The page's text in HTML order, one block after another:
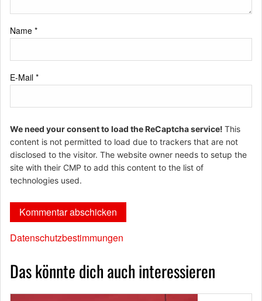
Name *
E-Mail *
We need your consent to load the ReCaptcha service! This
content is not permitted to load due to trackers that are not
disclosed to the visitor. The website owner needs to setup the
site with their CMP to add this content to the list of
technologies used.
Datenschutzbestimmungen
Das könnte dich auch interessieren